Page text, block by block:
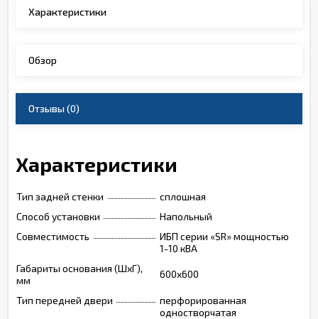
Характеристики
Обзор
Отзывы(0)
Характеристики
Тип задней стенки
сплошная
Способ установки
Напольный
Совместимость
ИБП серии «SR» мощностью
1-10 кВА
Габариты основания (ШxГ),
мм
600х600
Тип передней двери
перфорированная
одностворчатая